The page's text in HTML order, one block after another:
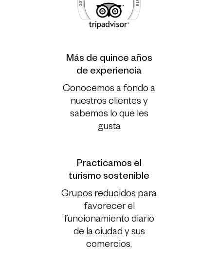
Más de quince años
de experiencia
Conocemos a fondo a
nuestros clientes y
sabemos lo que les
gusta
Practicamos el
turismo sostenible
Grupos reducidos para
favorecer el
funcionamiento diario
de la ciudad y sus
comercios.